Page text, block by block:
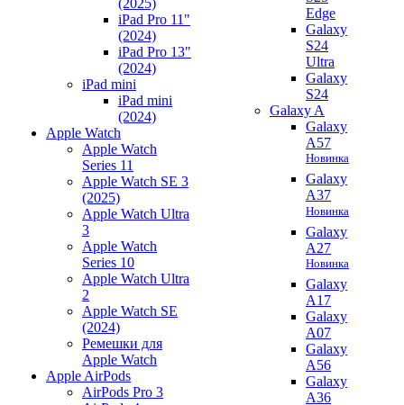
iPad Pro 11"
(2024)
iPad Pro 13"
(2024)
iPad mini
iPad mini
(2024)
Apple Watch
Apple Watch
Series 11
Apple Watch SE 3
(2025)
Apple Watch Ultra
3
Apple Watch
Series 10
Apple Watch Ultra
2
Apple Watch SE
(2024)
Ремешки для
Apple Watch
Apple AirPods
AirPods Pro 3
Edge
Galaxy
S24
Ultra
Galaxy
S24
Galaxy A
Galaxy
A57
Новинка
Galaxy
A37
Новинка
Galaxy
A27
Новинка
Galaxy
A17
Galaxy
A07
Galaxy
A56
Galaxy
A36